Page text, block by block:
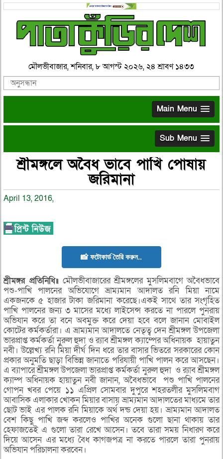
মৌলভীবাজার, শনিবার, ৮ আগস্ট ২০২৬, ২৪ শ্রাবণ ১৪৩৩
Main Menu
Sub Menu
শ্রীমঙ্গলে অবৈধ ভাবে পাখি পোষায়
জরিমানা
April 13, 2016,
📸 ফটোকার্ড তৈরি করুন..
শ্রীমঙ্গর প্রতিনিধি॥ মৌলভীবাজারের শ্রীমঙ্গলের মুসলিমবাগে অবৈধভাবে
পশু-পাখি পালনের অভিযোগে ভ্রাম্যমান আদালত রনি মিয়া নামে
একজনকে ৫ হাজার টাকা জরিমানা করেছে।একই সাথে তার সংগৃহিত
পাখি পালনের জন্য ৩ মাসের মধ্যে লাইসেন্স করতে না পারলে পুনরায়
অভিযান করে তা বনে অবমুক্ত করে দেয়া হবে বলে জানান মোবাইল
কোটের কর্মকর্তারা। এ ভ্রাম্যমান আদালতে নেতৃত্ব দেন শ্রীমঙ্গল উপজেলা
ভারপ্রাপ্ত কর্মকর্তা নুরুল হুদা ও র‌্যাব শ্রীমঙ্গল ক্যাম্পের অধিনায়ক হায়াতুন
নবী। উল্লেখ্য রনি মিয়া দীর্ঘ দিন ধরে তার বাসার ভিতরে সরকারের কোন
প্রকার অনুমতি ছাড়া বিভিন্ন জানাতে পরিযায়ী পাখি পালন করে আসছেন।
এ ব্যাপারে শ্রীমঙ্গল উপজেলা ভারপ্রাপ্ত কর্মকর্তা নুরুল হুদা ও র‌্যাব শ্রীমঙ্গল
ক্যাম্প অধিনায়ক হায়াতুন নবী জানান, অবৈধভাবে পশু পাখি পালনের
গোপন খবর পেয়ে ১১ এপ্রিল সোমবার দুপুরে শহরতলীর মুসলিমবাগ
আবাসিক এলাকার খোকন মিয়ার বাসায় ভ্রাম্যমান আদালতের মাধ্যমে তার
ছোট ভাই এর পালক রনি মিয়াকে অর্থ দন্ড দেয়া হয়। ভ্রাম্যমান আদালত
বেশ কিছু পাখি জব্দ করলেও পাখির অনেক গুলো ছানা থাকায় তার
হেফাজতেই এ গুলো তারা রেখে আসেন। তবে তারা সময় নিধারণ করে
দিয়ে আসেন এর মধ্যে বৈধ কাগজপত্র না করতে পারলে তারা পুনরায়
অভিযান পরিচালনা করবেন।